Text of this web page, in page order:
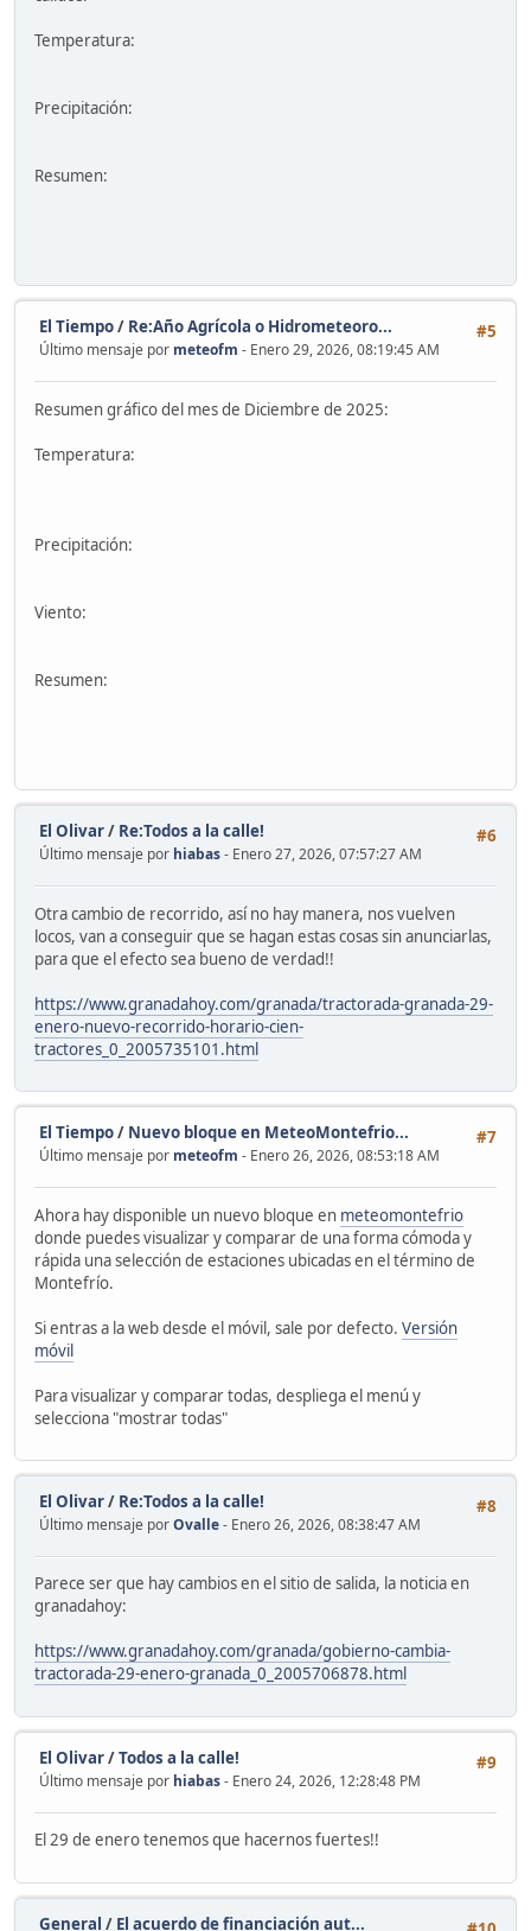
Temperatura:
Precipitación:
Resumen:
#5
El Tiempo/ Re:Año Agrícola o Hidrometeoro...
Último mensaje por meteofm - Enero 29, 2026, 08:19:45 AM
Resumen gráfico del mes de Diciembre de 2025:
Temperatura:
Precipitación:
Viento:
Resumen:
#6
El Olivar/ Re:Todos a la calle!
Último mensaje por hiabas- Enero 27, 2026, 07:57:27 AM
Otra cambio de recorrido, así no hay manera, nos vuelven
locos, van a conseguir que se hagan estas cosas sin anunciarlas,
para que el efecto sea bueno de verdad!!
https://www.granadahoy.com/granada/tractorada-granada-29-
enero-nuevo-recorrido-horario-cien-
tractores_0_2005735101.html
#7
El Tiempo/ Nuevo bloque en MeteoMontefrio...
Último mensaje por meteofm - Enero 26, 2026, 08:53:18 AM
Ahora hay disponible un nuevo bloque en meteomontefrio
donde puedes visualizar y comparar de una forma cómoda y
rápida una selección de estaciones ubicadas en el término de
Montefrío.
Si entras a la web desde el móvil, sale por defecto. Versión
móvil
Para visualizar y comparar todas, despliega el menú y
selecciona "mostrar todas"
#8
El Olivar/ Re:Todos a la calle!
Último mensaje porOvalle- Enero 26, 2026, 08:38:47 AM
Parece ser que hay cambios en el sitio de salida, la noticia en
granadahoy:
https://www.granadahoy.com/granada/gobierno-cambia-
tractorada-29-enero-granada_0_2005706878.html
#9
El Olivar/Todos a la calle!
Último mensaje por hiabas- Enero 24, 2026, 12:28:48 PM
El 29 de enero tenemos que hacernos fuertes!!
General / El acuerdo de financiación aut...